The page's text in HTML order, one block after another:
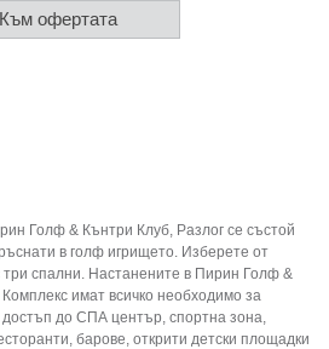
Към офертата
Голф & Кънтри Клуб, Разлог се състой
в голф игрището. Изберете от
три спални. Настанените в Пирин Голф &
имат всичко необходимо за
достъп до СПА център, спортна зона,
барове, открити детски площадки